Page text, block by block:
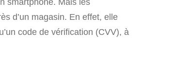
d’un magasin. En effet, elle
code de vérification (CVV), à